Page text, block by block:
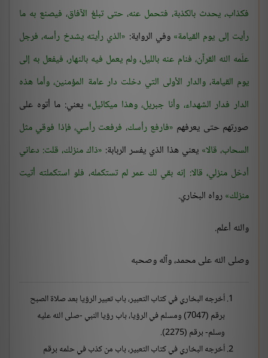
فكذاب، يحدث بالكذبة، فتحمل عنه، حتى تبلغ الآفاق، فيصنع به ما
رأيت إلى يوم القيامة وفي الرواية: الذي رأيته يشدخ رأسه، فرجل
علّمه الله القرآن، فنام عنه بالليل، ولم يعمل فيه بالنهار، فيفعل به إلى
يوم القيامة، والدار الأولى التي دخلت دار عامة المؤمنين، وأما هذه
الدار فدار الشهداء، وأنا جبريل، وهذا ميكائيل يعني: ما أتوه على
صورتهم حتى يعرفهم فارفع رأسك، فرفعت رأسي، فإذا فوقي مثل
السحاب، قالا يعني هذا الذي يفسر الربابة: ذاك منزلك، قلت: دعاني
أدخل منزلي، قالا: إنه بقي لك عمر لم تستكمله، فلو استكملته أتيت
منزلك رواه البخاري.
والله أعلم.
وصلى الله على محمد، وآله وصحبه
أخرجه البخاري في كتاب التعبير، باب تعبير الرؤيا بعد صلاة الصبح
برقم (7047) ومسلم في الرؤيا، باب رؤيا النبي -صلى الله عليه
وسلم- برقم (2275).
أخرجه البخاري في كتاب التعبير، باب من كذب في حلمه برقم